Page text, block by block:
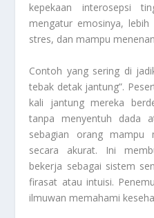
kepekaan interosepsi
mengatur emosinya,
stres, dan mampu
Contoh yang sering di
tebak detak jantung”.
kali jantung mereka
tanpa menyentuh dada
sebagian orang mampu
secara akurat. Ini
bekerja sebagai sistem
firasat atau intuisi.
ilmuwan memahami